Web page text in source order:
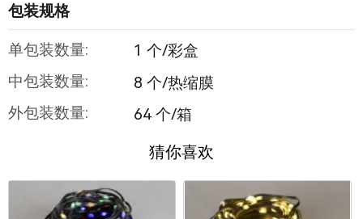
包装规格
单包装数量:
1 个/彩盒
中包装数量:
8 个/热缩膜
外包装数量:
64 个/箱
猜你喜欢